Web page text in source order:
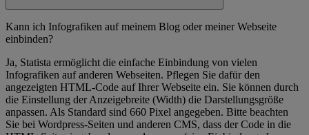
Kann ich Infografiken auf meinem Blog oder meiner Webseite
einbinden?
Ja, Statista ermöglicht die einfache Einbindung von vielen
Infografiken auf anderen Webseiten. Pflegen Sie dafür den
angezeigten HTML-Code auf Ihrer Webseite ein. Sie können durch
die Einstellung der Anzeigebreite (Width) die Darstellungsgröße
anpassen. Als Standard sind 660 Pixel angegeben. Bitte beachten
Sie bei Wordpress-Seiten und anderen CMS, dass der Code in die